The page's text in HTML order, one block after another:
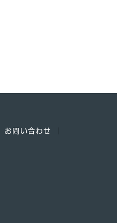
お問い合わせ